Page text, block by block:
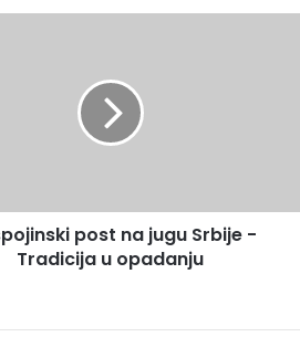
post na jugu Srbije -
Tradicija u opadanju